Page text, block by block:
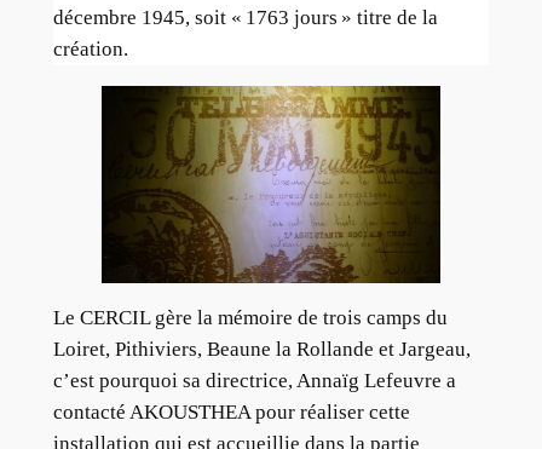
décembre 1945, soit « 1763 jours » titre de la
création.
Le CERCIL gère la mémoire de trois camps du
Loiret, Pithiviers, Beaune la Rollande et Jargeau,
c’est pourquoi sa directrice, Annaïg Lefeuvre a
contacté AKOUSTHEA pour réaliser cette
installation qui est accueillie dans la partie